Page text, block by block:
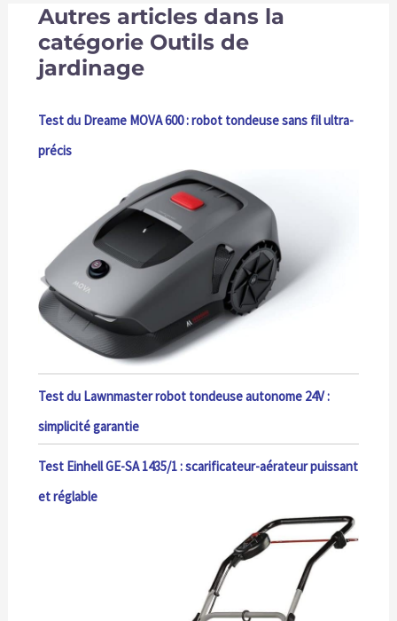
Autres articles dans la
catégorie Outils de
jardinage
Test du Dreame MOVA 600 : robot tondeuse sans fil ultra-
précis
Test du Lawnmaster robot tondeuse autonome 24V :
simplicité garantie
Test Einhell GE-SA 1435/1 : scarificateur-aérateur puissant
et réglable